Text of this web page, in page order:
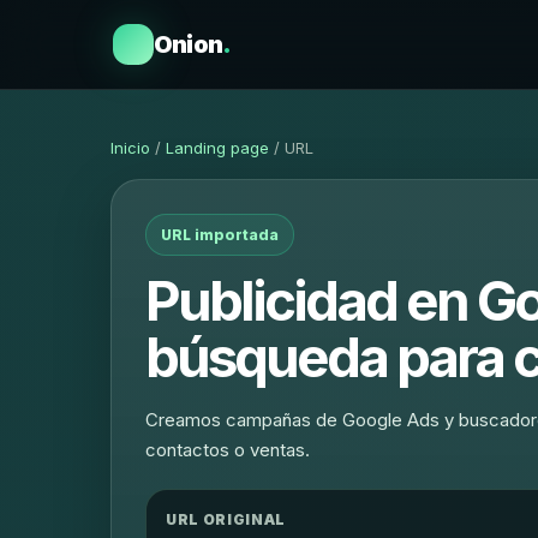
Onion.
Inicio / Landing page / URL
URL importada
Publicidad en
búsqueda para
Creamos campañas de Google Ads y
contactos o ventas.
URL ORIGINAL